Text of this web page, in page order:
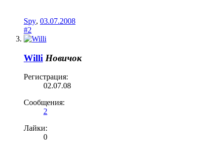
Spy, 03.07.2008
#2
Willi Новичок
Регистрация:
02.07.08
Сообщения:
2
Лайки:
0